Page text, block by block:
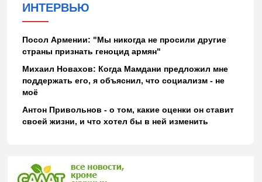
ИНТЕРВЬЮ
Посол Армении: "Мы никогда не просили другие
страны признать геноцид армян"
Михаил Новахов: Когда Мамдани предложил мне
поддержать его, я объяснил, что социализм - не
моё
Антон Привольнов - о том, какие оценки он ставит
своей жизни, и что хотел бы в ней изменить